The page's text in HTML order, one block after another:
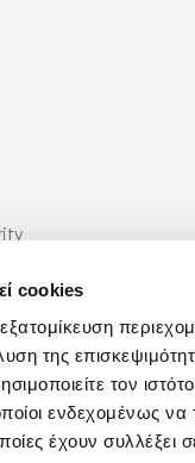
cookies
της
τον
ενδεχομένως
έχουν